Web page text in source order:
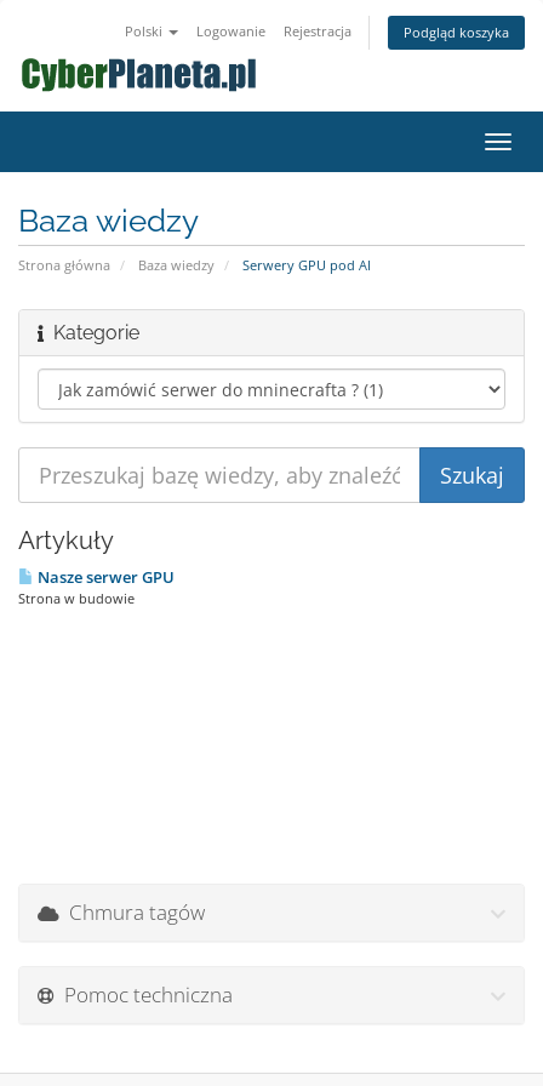
Polski Logowanie Rejestracja Podgląd koszyka
Baza wiedzy
Strona główna Baza wiedzy Serwery GPU pod AI
Kategorie
Artykuły
Nasze serwer GPU
Strona w budowie
Chmura tagów
Pomoc techniczna